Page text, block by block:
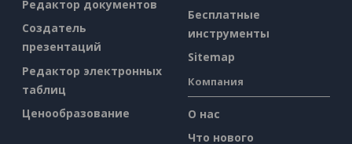
Редактор документов
Создатель
презентаций
Редактор электронных
таблиц
Ценообразование
Бесплатные
инструменты
Sitemap
Компания
О нас
Что нового